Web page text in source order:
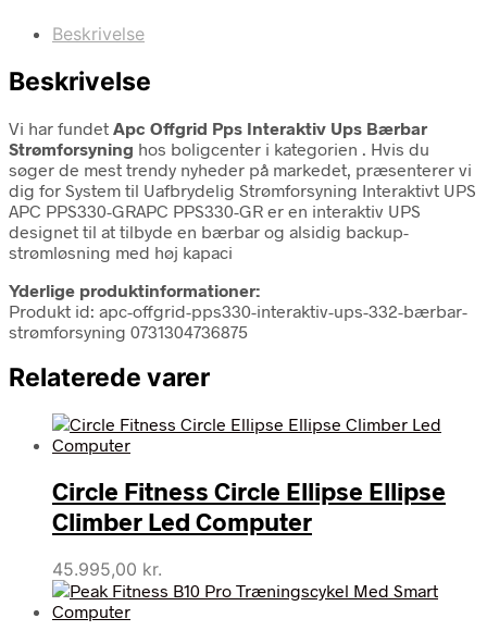
Beskrivelse
Beskrivelse
Vi har fundet Apc Offgrid Pps Interaktiv Ups Bærbar
Strømforsyning hos boligcenter i kategorien . Hvis du
søger de mest trendy nyheder på markedet, præsenterer vi
dig for System til Uafbrydelig Strømforsyning Interaktivt UPS
APC PPS330-GRAPC PPS330-GR er en interaktiv UPS
designet til at tilbyde en bærbar og alsidig backup-
strømløsning med høj kapaci
Yderlige produktinformationer:
Produkt id: apc-offgrid-pps330-interaktiv-ups-332-bærbar-
strømforsyning 0731304736875
Relaterede varer
Circle Fitness Circle Ellipse Ellipse
Climber Led Computer
45.995,00 kr.